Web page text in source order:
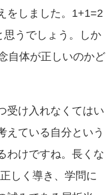
をしました。1+1=2
思うでしょう。しか
自体が正しいのかど
受け入れなくてはい
えている自分という
わけですね。長くな
しく導き、学問に